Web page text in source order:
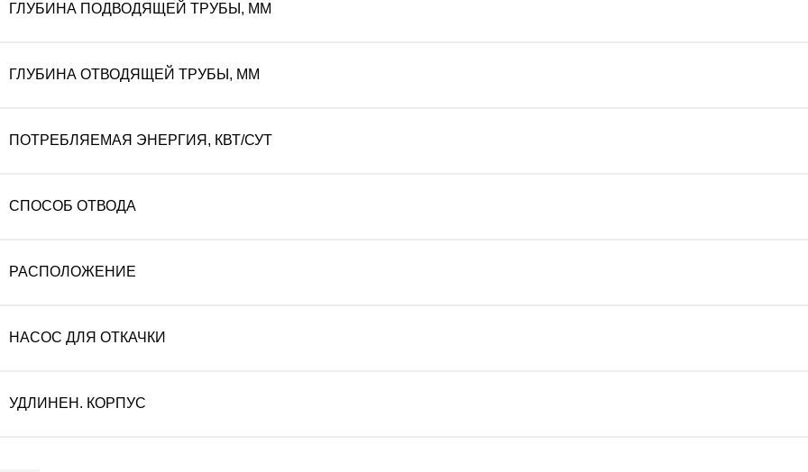
ГЛУБИНА ПОДВОДЯЩЕЙ ТРУБЫ, ММ
ГЛУБИНА ОТВОДЯЩЕЙ ТРУБЫ, ММ
ПОТРЕБЛЯЕМАЯ ЭНЕРГИЯ, КВТ/СУТ
СПОСОБ ОТВОДА
РАСПОЛОЖЕНИЕ
НАСОС ДЛЯ ОТКАЧКИ
УДЛИНЕН. КОРПУС